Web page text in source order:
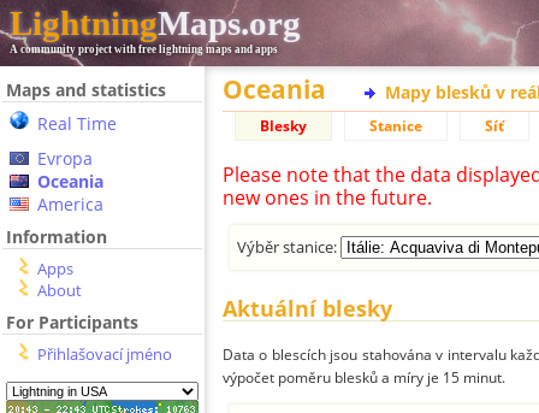
LightningMaps.org
A community project with free lightning maps and apps
Maps and statistics
Real Time
Evropa
Oceania
America
Information
Apps
About
For Participants
Přihlašovací jméno
Oceania Mapy blesků v
Blesky Stanice Síť
Please note that the data
new ones in the future.
Výběr stanice:
Aktuální blesky
Data o blescích jsou stahována v intervalu
výpočet poměru blesků a míry je 15 minut.